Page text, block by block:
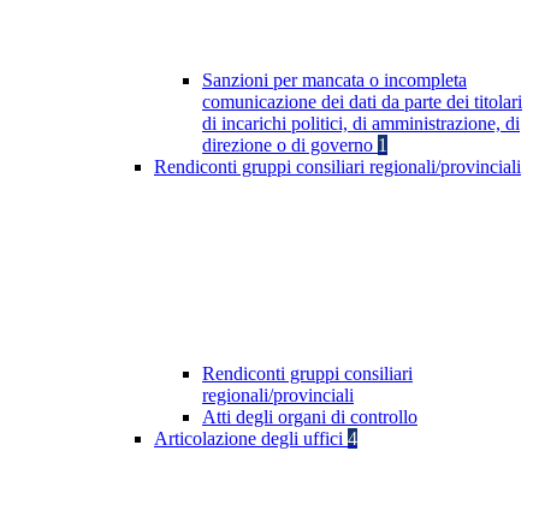
Sanzioni per mancata o incompleta
comunicazione dei dati da parte dei titolari
di incarichi politici, di amministrazione, di
direzione o di governo 1
Rendiconti gruppi consiliari regionali/provinciali
Rendiconti gruppi consiliari
regionali/provinciali
Atti degli organi di controllo
Articolazione degli uffici 4